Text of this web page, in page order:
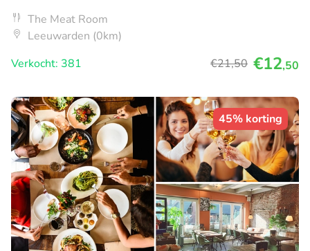
The Meat Room
Leeuwarden (0km)
Verkocht: 381
€21,50 €12,50
45% korting